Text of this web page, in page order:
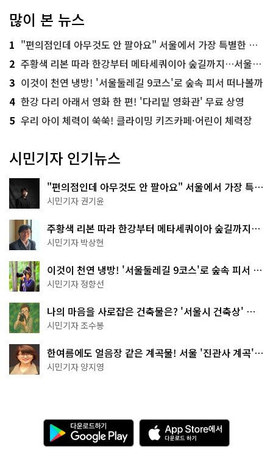
많이 본 뉴스
1 "편의점인데 아무것도 안 팔아요" 서울에서 가장 특별한 편의점의 정체
2 주황색 리본 따라 한강부터 메타세쿼이아 숲길까지…서울둘레길 15코스
3 이것이 천연 냉방! '서울둘레길 9코스'로 숲속 피서 떠나볼까
4 한강 다리 아래서 영화 한 편! '다리밑 영화관' 무료 상영
5 우리 아이 체력이 쑥쑥! 클라이밍 키즈카페·어린이 체력장
시민기자 인기뉴스
"편의점인데 아무것도 안 팔아요" 서울에서 가장 특별
한 편의점의 정체
시민기자 권기윤
주황색 리본 따라 한강부터 메타세쿼이아 숲길까지…
서울둘레길 15코스
시민기자 박상현
이것이 천연 냉방! '서울둘레길 9코스'로 숲속 피서 떠
나볼까
시민기자 정향선
나의 마음을 사로잡은 건축물은? '서울시 건축상' 수
상작 공개!
시민기자 조수봉
한여름에도 얼음장 같은 계곡물! 서울 '진관사 계곡'이
천국이네~
시민기자 양지영
다
운
로
A
p
p